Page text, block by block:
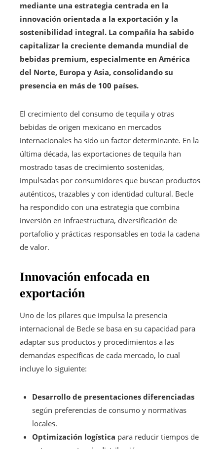
mediante una estrategia centrada en la
innovación orientada a la exportación y la
sostenibilidad integral. La compañía ha sabido
capitalizar la creciente demanda mundial de
bebidas premium, especialmente en América
del Norte, Europa y Asia, consolidando su
presencia en más de 100 países.
El crecimiento del consumo de tequila y otras
bebidas de origen mexicano en mercados
internacionales ha sido un factor determinante. En la
última década, las exportaciones de tequila han
mostrado tasas de crecimiento sostenidas,
impulsadas por consumidores que buscan productos
auténticos, trazables y con identidad cultural. Becle
ha respondido con una estrategia que combina
inversión en infraestructura, diversificación de
portafolio y prácticas responsables en toda la cadena
de valor.
Innovación enfocada en
exportación
Uno de los pilares que impulsa la presencia
internacional de Becle se basa en su capacidad para
adaptar sus productos y procedimientos a las
demandas específicas de cada mercado, lo cual
incluye lo siguiente:
Desarrollo de presentaciones diferenciadas
según preferencias de consumo y normativas
locales.
Optimización logística para reducir tiempos de